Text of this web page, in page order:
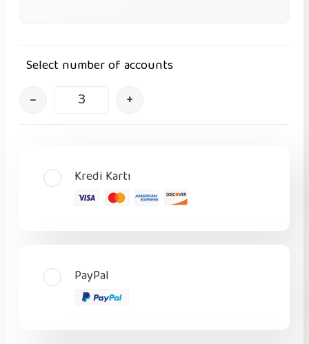
Select number of accounts
– +
Kredi Kartı
PayPal